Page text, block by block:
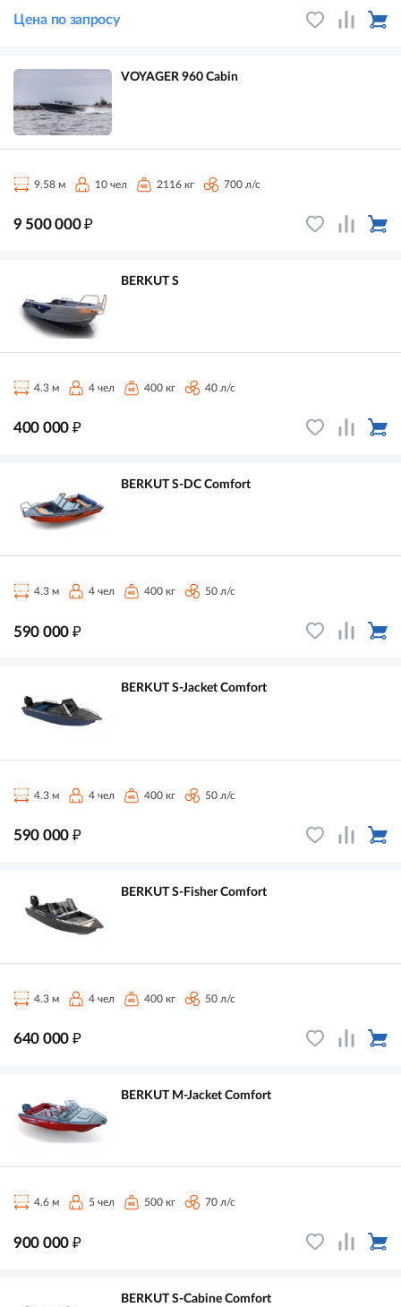
Цена по запросу
VOYAGER 960 Cabin
9.58 м 10 чел 2116 кг 700 л/с
9 500 000₽
BERKUT S
4.3 м 4 чел 400 кг 40 л/с
400 000 ₽
BERKUT S-DC Comfort
4.3 м 4 чел 400 кг 50 л/с
590 000 ₽
BERKUT S-Jacket Comfort
4.3 м 4 чел 400 кг 50 л/с
590 000 ₽
BERKUT S-Fisher Comfort
4.3 м 4 чел 400 кг 50 л/с
640 000 ₽
BERKUT M-Jacket Comfort
4.6 м 5 чел 500 кг 70 л/с
900 000 ₽
BERKUT S-Cabine Comfort